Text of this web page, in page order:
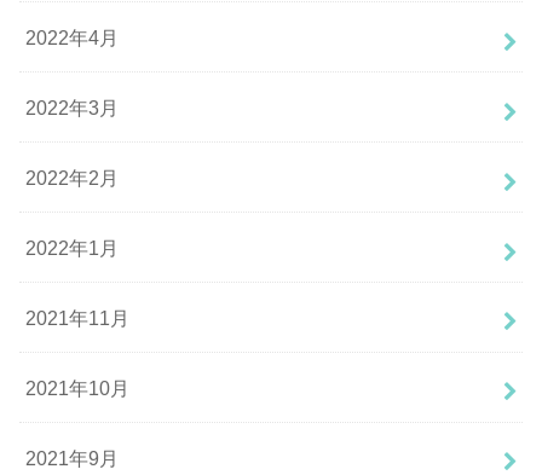
2022年4月
2022年3月
2022年2月
2022年1月
2021年11月
2021年10月
2021年9月